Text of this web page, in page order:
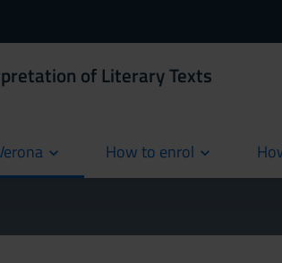
of Literary Texts
How to enrol